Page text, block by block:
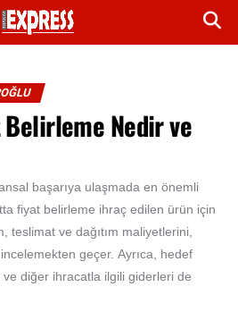
Nedir ve
başarıya ulaşmada en önemli
fiyat belirleme ihraç edilen ürün için
teslimat ve dağıtım maliyetlerini,
geçer. Ayrıca, hedef
ve diğer ihracatla ilgili giderleri de